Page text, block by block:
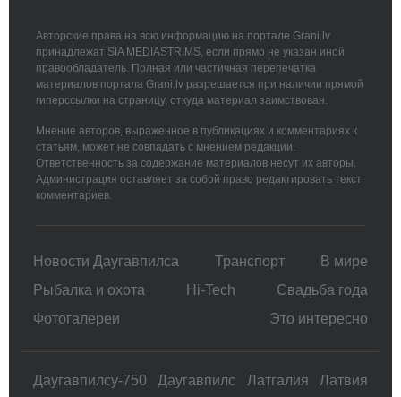
Авторские права на всю информацию на портале Grani.lv
принадлежат SIA MEDIASTRIMS, если прямо не указан иной
правообладатель. Полная или частичная перепечатка
материалов портала Grani.lv разрешается при наличии прямой
гиперссылки на страницу, откуда материал заимствован.
Мнение авторов, выраженное в публикациях и комментариях к
статьям, может не совпадать с мнением редакции.
Ответственность за содержание материалов несут их авторы.
Администрация оставляет за собой право редактировать текст
комментариев.
Новости Даугавпилса Транспорт
В мире
Рыбалка и охота
Hi-Tech
Свадьбa года
Фотогалереи
Это интересно
Даугавпилсу-750 Даугавпилс Латгалия Латвия